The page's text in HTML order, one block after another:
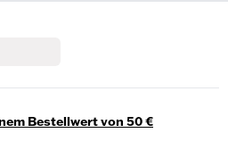
Bestellwert von 50 €